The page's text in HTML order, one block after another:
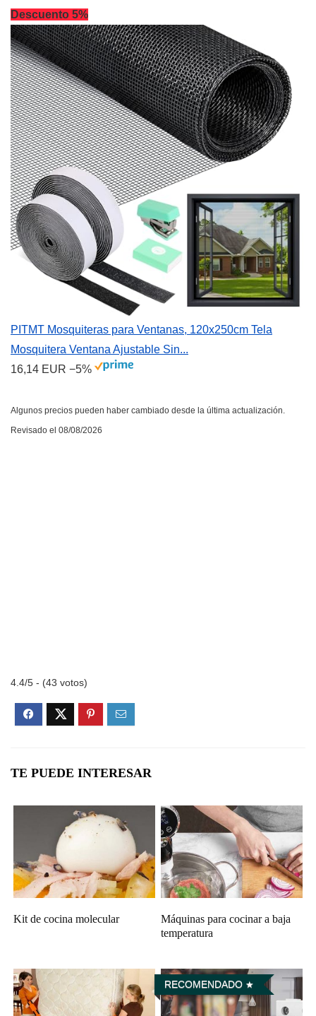
Descuento 5%
PITMT Mosquiteras para Ventanas, 120x250cm Tela
Mosquitera Ventana Ajustable Sin...
16,14 EUR −5%
Algunos precios pueden haber cambiado desde la última actualización.
Revisado el 08/08/2026
4.4/5 - (43 votos)
TE PUEDE INTERESAR
Kit de cocina molecular
Máquinas para cocinar a baja
temperatura
RECOMENDADO